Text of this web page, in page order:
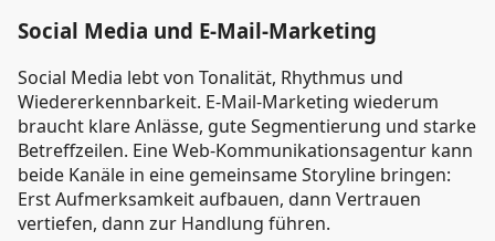
Social Media und E-Mail-Marketing
Social Media lebt von Tonalität, Rhythmus und
Wiedererkennbarkeit. E-Mail-Marketing wiederum
braucht klare Anlässe, gute Segmentierung und starke
Betreffzeilen. Eine Web-Kommunikationsagentur kann
beide Kanäle in eine gemeinsame Storyline bringen:
Erst Aufmerksamkeit aufbauen, dann Vertrauen
vertiefen, dann zur Handlung führen.